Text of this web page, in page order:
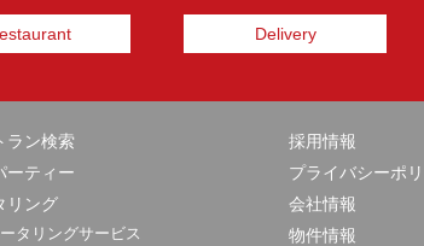
Delivery
ラン検索
ーティー
リング
タリングサービス
採用情報
プライバシーポ
会社情報
物件情報